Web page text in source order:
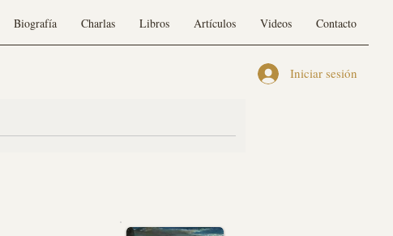
Biografía Charlas Libros Artículos Videos Contacto
Iniciar sesión